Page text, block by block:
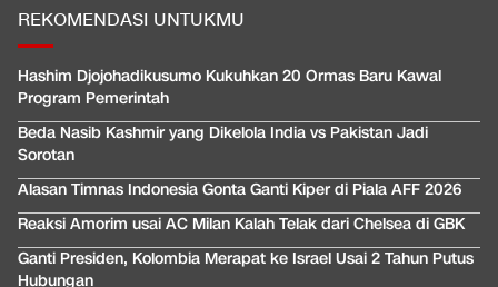
REKOMENDASI UNTUKMU
Hashim Djojohadikusumo Kukuhkan 20 Ormas Baru Kawal
Program Pemerintah
Beda Nasib Kashmir yang Dikelola India vs Pakistan Jadi
Sorotan
Alasan Timnas Indonesia Gonta Ganti Kiper di Piala AFF 2026
Reaksi Amorim usai AC Milan Kalah Telak dari Chelsea di GBK
Ganti Presiden, Kolombia Merapat ke Israel Usai 2 Tahun Putus
Hubungan